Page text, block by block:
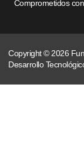
Comprometidos
Copyright © 2026
Desarrollo